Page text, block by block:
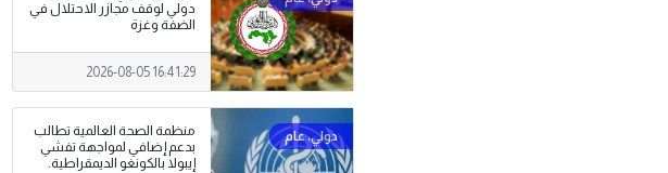
دولي لوقف مجازر الاحتلال في
الضفة وغزة
2026-08-05 16:41:29
منظمة الصحة العالمية تطالب
بدعم إضافي لمواجهة تفشي
إيبولا بالكونغو الديمقراطية.